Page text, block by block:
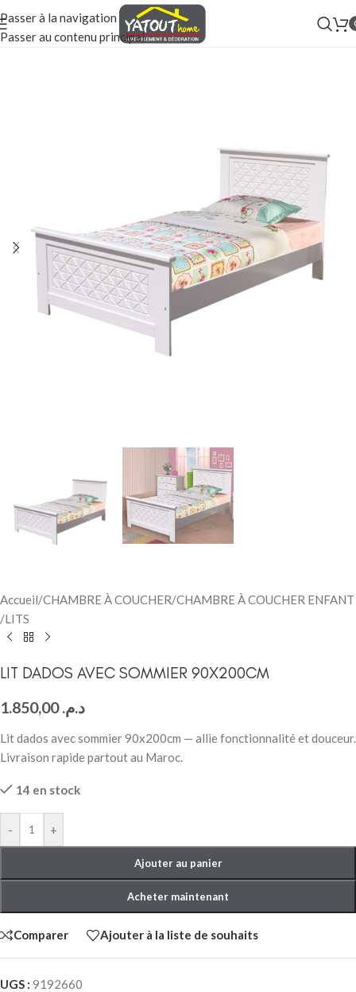
Passer à la navigation
Passer au contenu principal
Accueil/CHAMBRE À COUCHER/CHAMBRE À COUCHER ENFANT
/LITS
LIT DADOS AVEC SOMMIER 90X200CM
د.م.1.850,00
Lit dados avec sommier 90x200cm — allie fonctionnalité et douceur.
Livraison rapide partout au Maroc.
14 en stock
- +
Ajouter au panier
Acheter maintenant
Comparer Ajouter à la liste de souhaits
UGS : 9192660